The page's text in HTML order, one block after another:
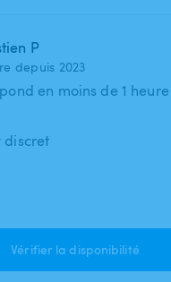
P
depuis 2023
en moins de 1 heure
discret
Vérifier la disponibilité